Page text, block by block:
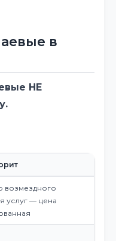
в
НЕ
возмездного
услуг — цена